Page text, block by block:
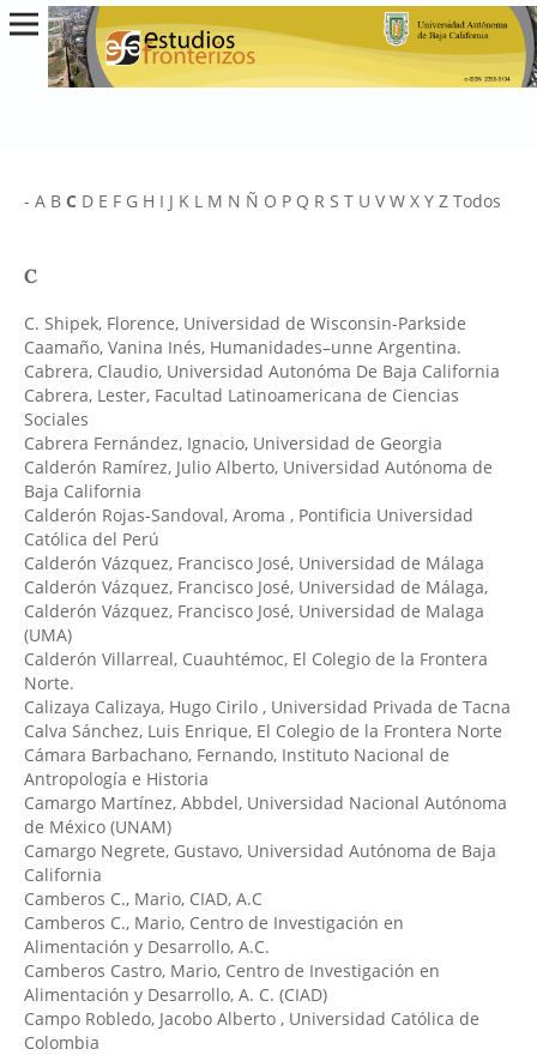
- A B C D E F G H I J K L M N Ñ O P Q R S T U V W X Y Z Todos
C
C. Shipek, Florence, Universidad de Wisconsin-Parkside
Caamaño, Vanina Inés, Humanidades–unne Argentina.
Cabrera, Claudio, Universidad Autonóma De Baja California
Cabrera, Lester, Facultad Latinoamericana de Ciencias
Sociales
Cabrera Fernández, Ignacio, Universidad de Georgia
Calderón Ramírez, Julio Alberto, Universidad Autónoma de
Baja California
Calderón Rojas-Sandoval, Aroma , Pontificia Universidad
Católica del Perú
Calderón Vázquez, Francisco José, Universidad de Málaga
Calderón Vázquez, Francisco José, Universidad de Málaga,
Calderón Vázquez, Francisco José, Universidad de Malaga
(UMA)
Calderón Villarreal, Cuauhtémoc, El Colegio de la Frontera
Norte.
Calizaya Calizaya, Hugo Cirilo , Universidad Privada de Tacna
Calva Sánchez, Luis Enrique, El Colegio de la Frontera Norte
Cámara Barbachano, Fernando, Instituto Nacional de
Antropología e Historia
Camargo Martínez, Abbdel, Universidad Nacional Autónoma
de México (UNAM)
Camargo Negrete, Gustavo, Universidad Autónoma de Baja
California
Camberos C., Mario, CIAD, A.C
Camberos C., Mario, Centro de Investigación en
Alimentación y Desarrollo, A.C.
Camberos Castro, Mario, Centro de Investigación en
Alimentación y Desarrollo, A. C. (CIAD)
Campo Robledo, Jacobo Alberto , Universidad Católica de
Colombia